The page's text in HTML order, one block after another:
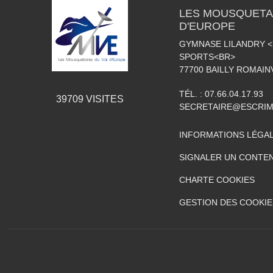
39709 VISITES
LES
D'EUROPE
GYMNASE LILANDRY
SPORTS<BR>
77700 BAILLY
TÉL. : 07.66.04.17.93
INFORMATIONS
SIGNALER UN
CHARTE COOKIES
GESTION DES